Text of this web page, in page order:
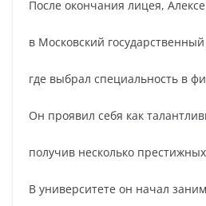
После окончания лицея,
в Московский
где выбрал специальность в
Он проявил себя как
получив несколько
В университете он начал